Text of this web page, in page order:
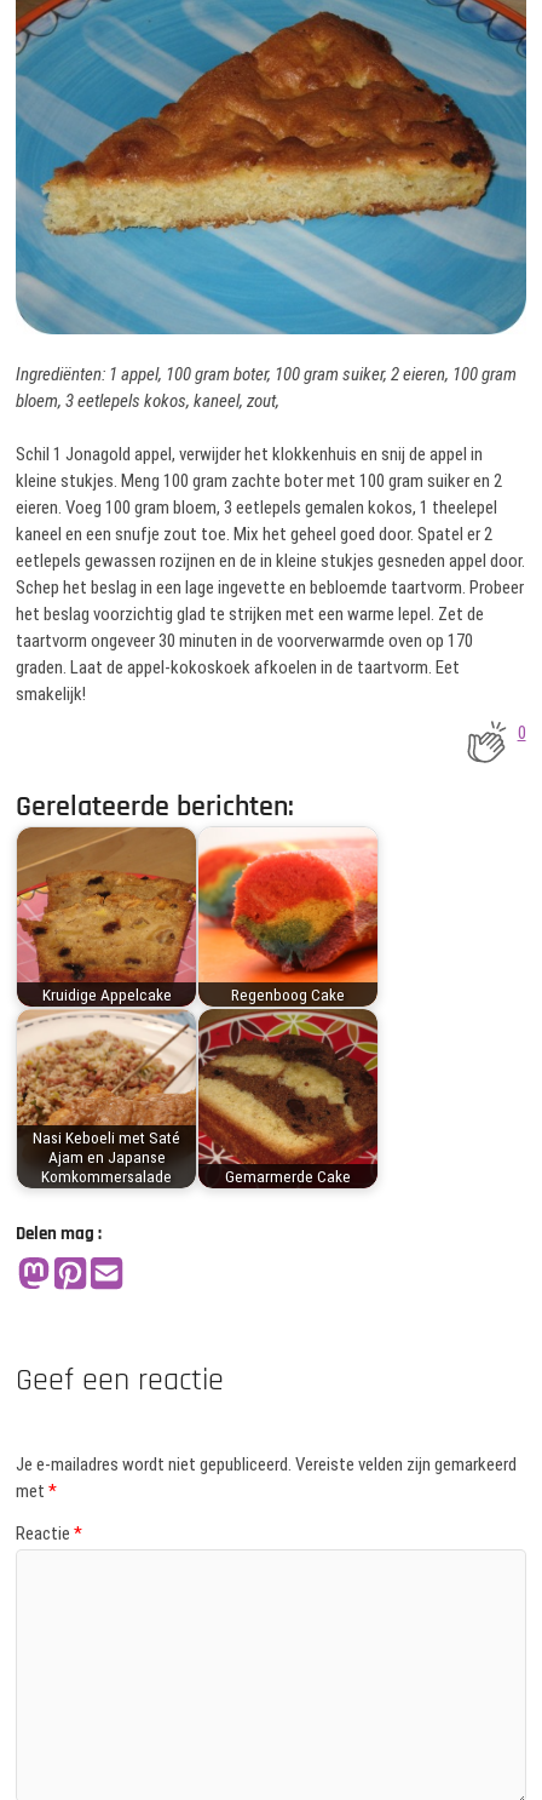
Ingrediënten: 1 appel, 100 gram boter, 100 gram suiker, 2 eieren, 100 gram
bloem, 3 eetlepels kokos, kaneel, zout,
Schil 1 Jonagold appel, verwijder het klokkenhuis en snij de appel in
kleine stukjes. Meng 100 gram zachte boter met 100 gram suiker en 2
eieren. Voeg 100 gram bloem, 3 eetlepels gemalen kokos, 1 theelepel
kaneel en een snufje zout toe. Mix het geheel goed door. Spatel er 2
eetlepels gewassen rozijnen en de in kleine stukjes gesneden appel door.
Schep het beslag in een lage ingevette en bebloemde taartvorm. Probeer
het beslag voorzichtig glad te strijken met een warme lepel. Zet de
taartvorm ongeveer 30 minuten in de voorverwarmde oven op 170
graden. Laat de appel-kokoskoek afkoelen in de taartvorm. Eet
smakelijk!
0
Gerelateerde berichten:
Kruidige Appelcake Regenboog Cake
Nasi Keboeli met Saté
Ajam en Japanse
Komkommersalade
Gemarmerde Cake
Delen mag :
Geef een reactie
Je e-mailadres wordt niet gepubliceerd. Vereiste velden zijn gemarkeerd
met*
Reactie*